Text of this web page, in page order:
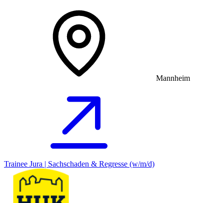
Mannheim
Trainee Jura | Sachschaden & Regresse (w/m/d)